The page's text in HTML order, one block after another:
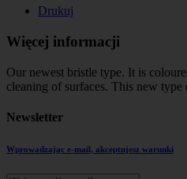
Drukuj
Więcej informacji
Our newest bristle type. It is
cleaning of surfaces. This new
Newsletter
Wprowadzając e-mail, akceptujesz warunki